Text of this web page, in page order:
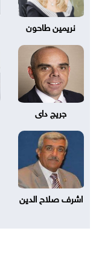
نريمين طاحون
جريج داى
اشرف صلاح الدين